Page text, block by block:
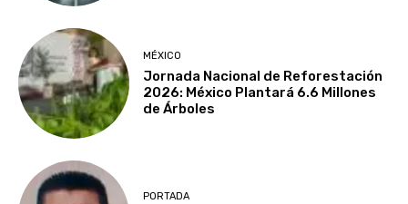
MÉXICO
Jornada Nacional de Reforestación
2026: México Plantará 6.6 Millones
de Árboles
PORTADA